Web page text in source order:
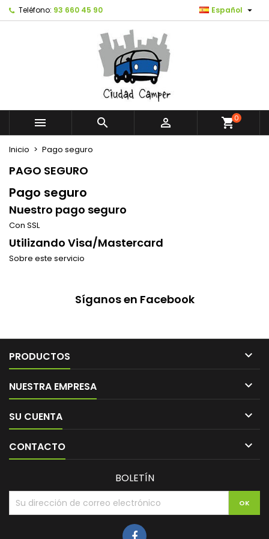
Teléfono: 93 660 45 90 Español 
   shopping_cart0
Inicio Pago seguro
PAGO SEGURO
Pago seguro
Nuestro pago seguro
Con SSL
Utilizando Visa/Mastercard
Sobre este servicio
Síganos en Facebook
PRODUCTOS 
NUESTRA EMPRESA 
SU CUENTA 
CONTACTO 
BOLETÍN